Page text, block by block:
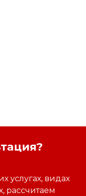
услугах, видах
рассчитаем